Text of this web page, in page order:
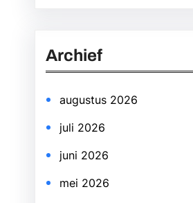
c
Archief
augustus 2026
juli 2026
juni 2026
mei 2026